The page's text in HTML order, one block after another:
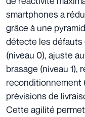
smartphones a
grâce à une
détecte les défauts
(niveau 0), ajuste
brasage (niveau
reconditionnement
prévisions de
Cette agilité